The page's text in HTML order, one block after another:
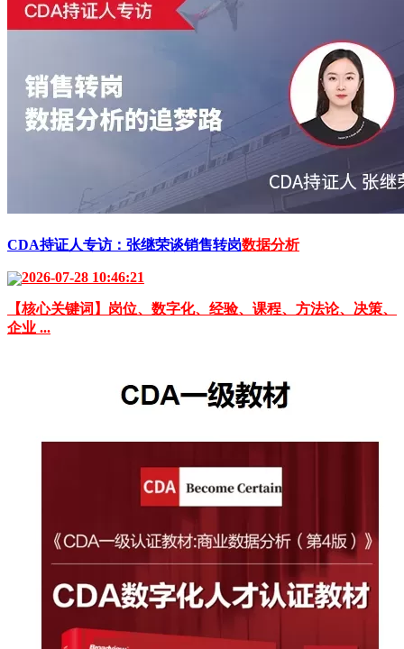
CDA持证人专访：张继荣谈销售转岗数据分析
2026-07-28 10:46:21
【核心关键词】岗位、数字化、经验、课程、方法论、决策、
企业 ...